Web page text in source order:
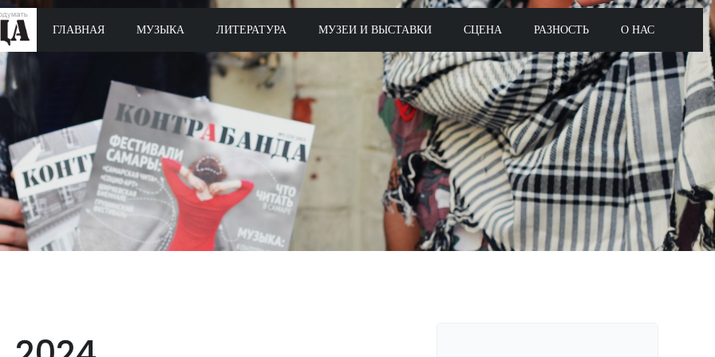
ГЛАВНАЯ МУЗЫКА ЛИТЕРАТУРА МУЗЕИ И ВЫСТАВКИ СЦЕНА РАЗНОСТЬ О НАС